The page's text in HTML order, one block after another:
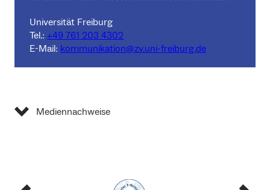
Universität Freiburg
Tel.: +49 761 203 4302
E-Mail: kommunikation@zv.uni-freiburg.de
Mediennachweise